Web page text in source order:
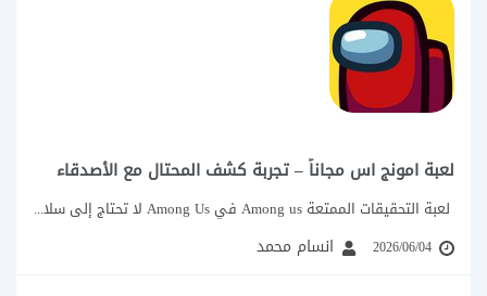
لعبة امونج اس مجاناً – تجربة كشف المحتال مع الأصدقاء
لعبة التحقيقات الممتعة Among us في Among Us لا تحتاج إلى سلاح قوي أو...
2026/06/04 انسام محمد